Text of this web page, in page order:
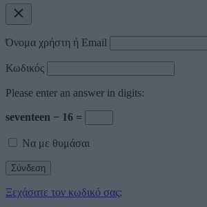
Όνομα χρήστη ή Email
Κωδικός
Please enter an answer in digits:
seventeen − 16 =
Να με θυμάσαι
Ξεχάσατε τον κωδικό σας;